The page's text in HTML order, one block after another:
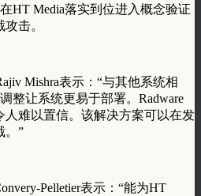
HT Media落实到位进入概念验证
击。
Mishra表示：“与其他系统相
整让系统更易于部署。Radware
难以置信。该解决方案可以在发
。”
Pelletier表示：“能为HT